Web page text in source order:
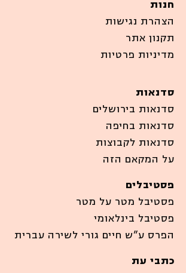
חנות
הצהרת נגישות
תקנון אתר
מדיניות פרטיות
סדנאות
סדנאות בירושלים
סדנאות בחיפה
סדנאות לקבוצות
על המקאם הזה
פסטיבלים
פסטיבל מטר על מטר
פסטיבל בינלאומי
הפרס ע”ש חיים גורי לשירה עברית
כתבי עת